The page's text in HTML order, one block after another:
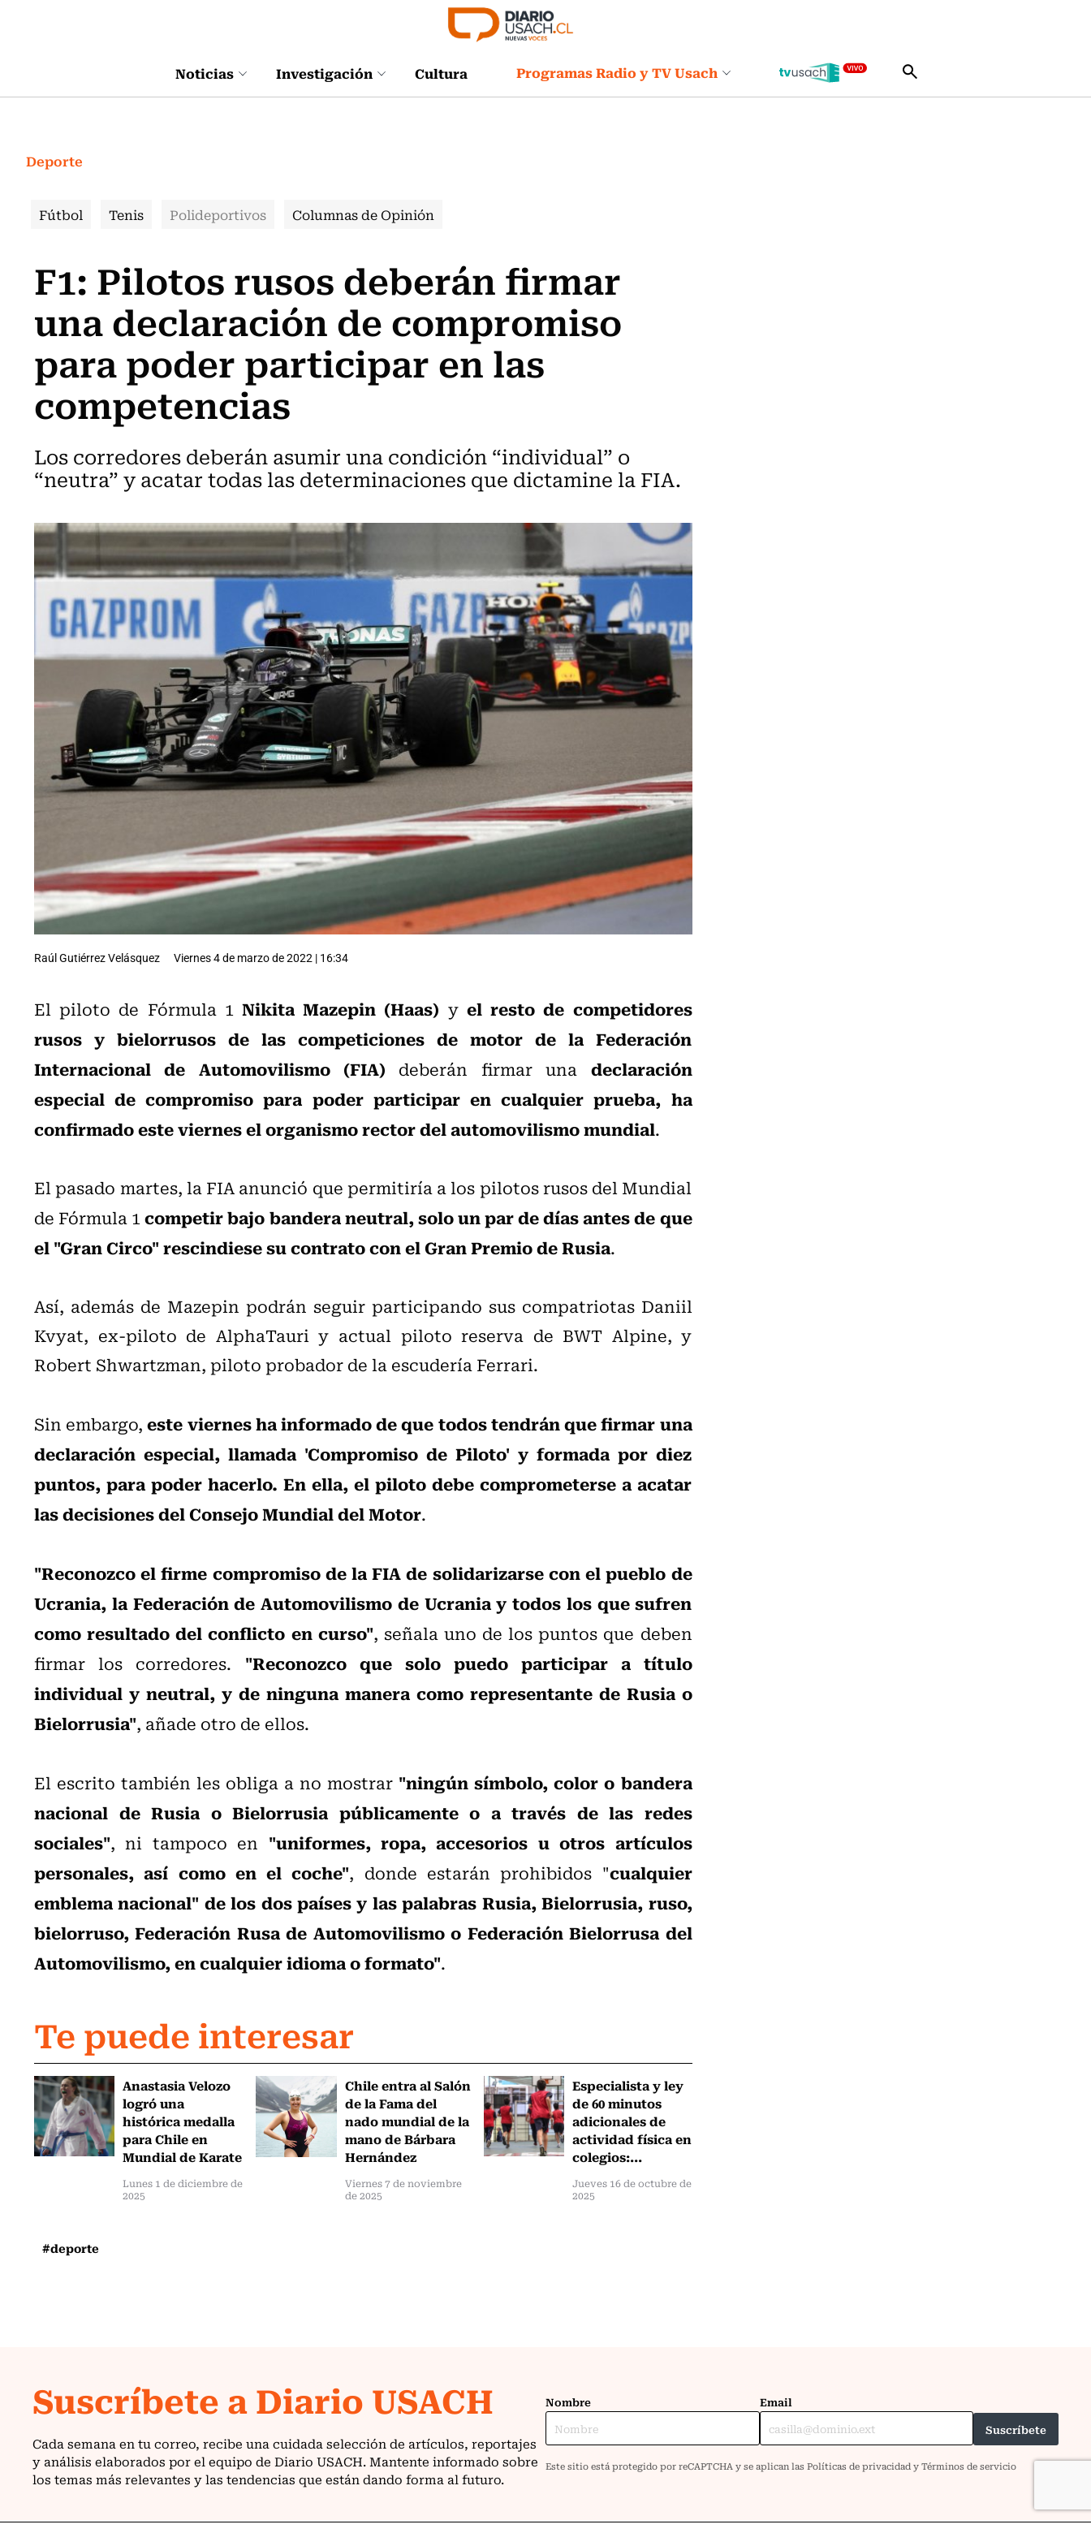
Noticias Investigación Cultura Programas Radio y TV Usach
Deporte
Fútbol Tenis Polideportivos Columnas de Opinión
F1: Pilotos rusos deberán firmar
una declaración de compromiso
para poder participar en las
competencias
Los corredores deberán asumir una condición “individual” o
“neutra” y acatar todas las determinaciones que dictamine la FIA.
Raúl Gutiérrez Velásquez Viernes 4 de marzo de 2022 | 16:34
El piloto de Fórmula 1Nikita Mazepin (Haas) y el resto de competidores
rusos y bielorrusos de las competiciones de motor de la Federación
Internacional de Automovilismo (FIA) deberán firmar una declaración
especial de compromiso para poder participar en cualquier prueba, ha
confirmado este viernes el organismo rector del automovilismo mundial.
El pasado martes, la FIA anunció que permitiría a los pilotos rusos del Mundial
de Fórmula 1competir bajo bandera neutral, solo un par de días antes de que
el "Gran Circo" rescindiese su contrato con el Gran Premio de Rusia.
Así, además de Mazepin podrán seguir participando sus compatriotas Daniil
Kvyat, ex-piloto de AlphaTauri y actual piloto reserva de BWT Alpine, y
Robert Shwartzman, piloto probador de la escudería Ferrari.
Sin embargo,este viernes ha informado de que todos tendrán que firmar una
declaración especial, llamada 'Compromiso de Piloto' y formada por diez
puntos, para poder hacerlo. En ella, el piloto debe comprometerse a acatar
las decisiones del Consejo Mundial del Motor.
"Reconozco el firme compromiso de la FIA de solidarizarse con el pueblo de
Ucrania, la Federación de Automovilismo de Ucrania y todos los que sufren
como resultado del conflicto en curso", señala uno de los puntos que deben
firmar los corredores. "Reconozco que solo puedo participar a título
individual y neutral, y de ninguna manera como representante de Rusia o
Bielorrusia", añade otro de ellos.
El escrito también les obliga a no mostrar "ningún símbolo, color o bandera
nacional de Rusia o Bielorrusia públicamente o a través de las redes
sociales", ni tampoco en "uniformes, ropa, accesorios u otros artículos
personales, así como en el coche", donde estarán prohibidos "cualquier
emblema nacional" de los dos países y las palabras Rusia, Bielorrusia, ruso,
bielorruso, Federación Rusa de Automovilismo o Federación Bielorrusa del
Automovilismo, en cualquier idioma o formato".
Te puede interesar
Anastasia Velozo
logró una
histórica medalla
para Chile en
Mundial de Karate
Lunes 1 de diciembre de
2025
Chile entra al Salón
de la Fama del
nado mundial de la
mano de Bárbara
Hernández
Viernes 7 de noviembre
de 2025
Especialista y ley
de 60 minutos
adicionales de
actividad física en
colegios:...
Jueves 16 de octubre de
2025
#deporte